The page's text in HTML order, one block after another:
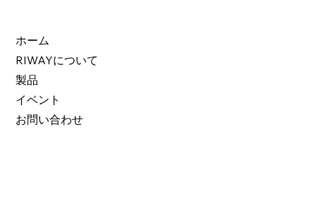
ホーム
RIWAYについて
製品
イベント
お問い合わせ